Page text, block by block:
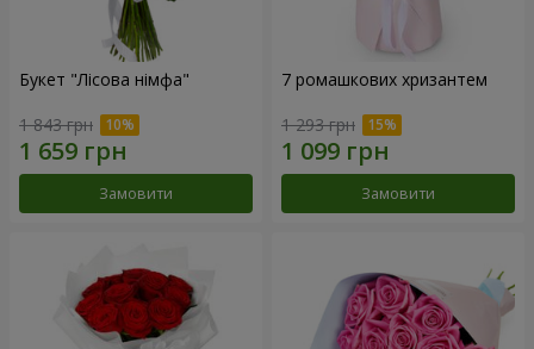
Букет "Лісова німфа"
1 843 грн
Замовити
7 ромашкових хризантем
1 293 грн
Замовити